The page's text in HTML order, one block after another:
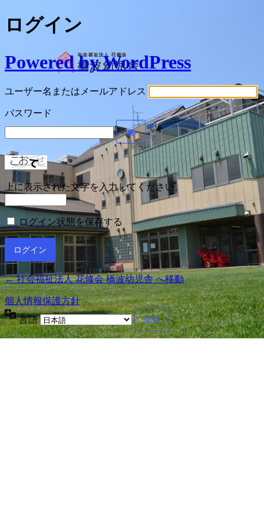
ログイン
Powered by WordPress
ユーザー名またはメールアドレス
パスワード
上に表示された文字を入力してください。
ログイン状態を保存する
← 社会福祉法人 花修会 橋波幼児舎 へ移動
個人情報保護方針
言語